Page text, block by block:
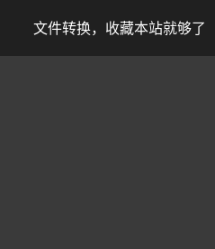
文件转换，收藏本站就够了